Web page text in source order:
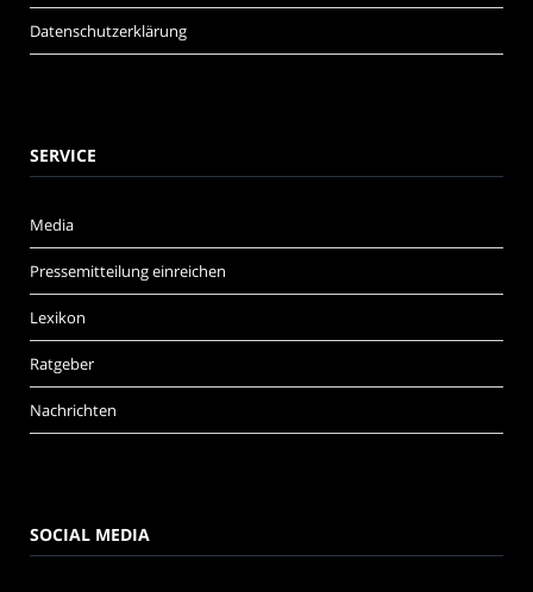
Datenschutzerklärung
SERVICE
Media
Pressemitteilung einreichen
Lexikon
Ratgeber
Nachrichten
SOCIAL MEDIA